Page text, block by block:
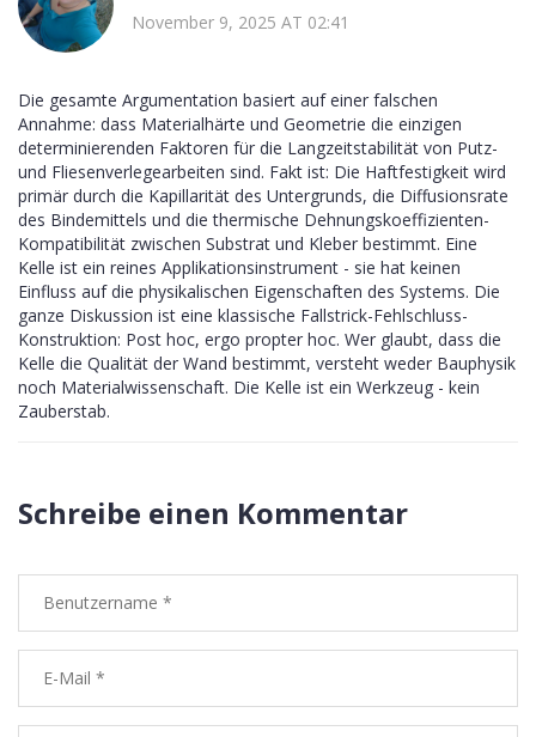
November 9, 2025 AT 02:41
Die gesamte Argumentation basiert auf einer falschen
Annahme: dass Materialhärte und Geometrie die einzigen
determinierenden Faktoren für die Langzeitstabilität von Putz-
und Fliesenverlegearbeiten sind. Fakt ist: Die Haftfestigkeit wird
primär durch die Kapillarität des Untergrunds, die Diffusionsrate
des Bindemittels und die thermische Dehnungskoeffizienten-
Kompatibilität zwischen Substrat und Kleber bestimmt. Eine
Kelle ist ein reines Applikationsinstrument - sie hat keinen
Einfluss auf die physikalischen Eigenschaften des Systems. Die
ganze Diskussion ist eine klassische Fallstrick-Fehlschluss-
Konstruktion: Post hoc, ergo propter hoc. Wer glaubt, dass die
Kelle die Qualität der Wand bestimmt, versteht weder Bauphysik
noch Materialwissenschaft. Die Kelle ist ein Werkzeug - kein
Zauberstab.
Schreibe einen Kommentar